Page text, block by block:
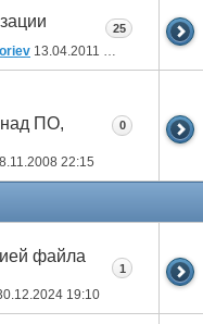
13.04.2011 14:39
25
над ПО,
22:15
0
файла
19:10
1